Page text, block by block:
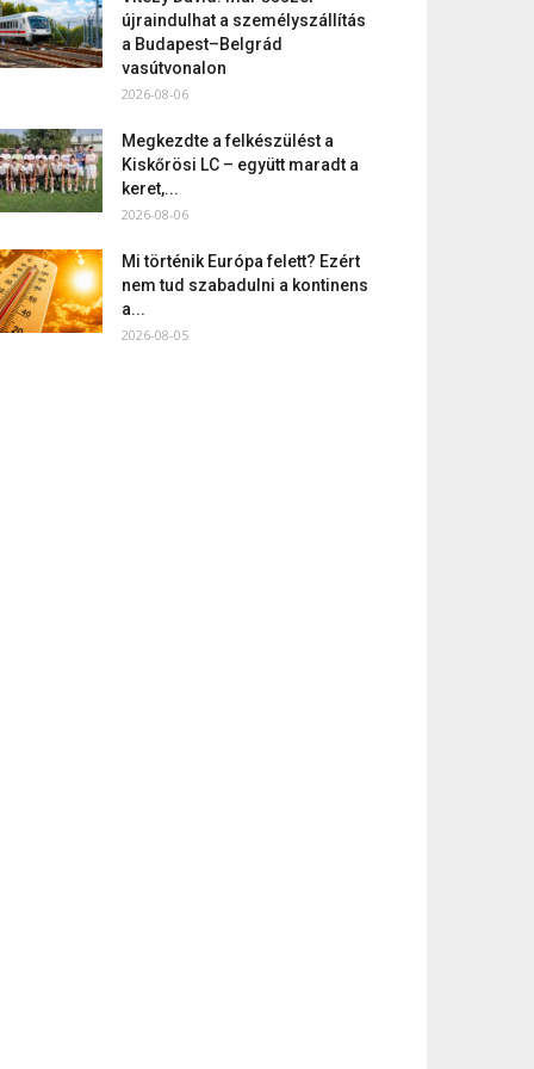
újraindulhat a személyszállítás
a Budapest–Belgrád
vasútvonalon
2026-08-06
Megkezdte a felkészülést a
Kiskőrösi LC – együtt maradt a
keret,...
2026-08-06
Mi történik Európa felett? Ezért
nem tud szabadulni a kontinens
a...
2026-08-05